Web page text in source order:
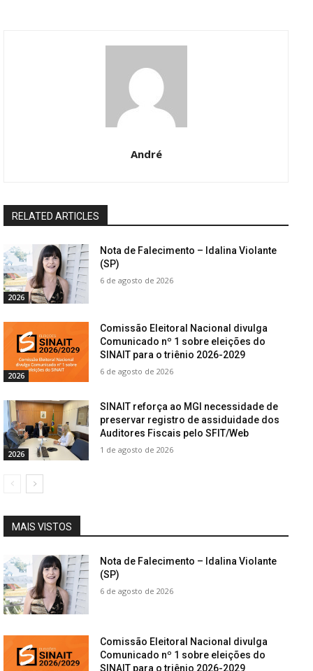
André
RELATED ARTICLES
2026
Nota de Falecimento – Idalina Violante
(SP)
6 de agosto de 2026
2026
Comissão Eleitoral Nacional divulga
Comunicado nº 1 sobre eleições do
SINAIT para o triênio 2026-2029
6 de agosto de 2026
2026
SINAIT reforça ao MGI necessidade de
preservar registro de assiduidade dos
Auditores Fiscais pelo SFIT/Web
1 de agosto de 2026
MAIS VISTOS
Nota de Falecimento – Idalina Violante
(SP)
6 de agosto de 2026
Comissão Eleitoral Nacional divulga
Comunicado nº 1 sobre eleições do
SINAIT para o triênio 2026-2029